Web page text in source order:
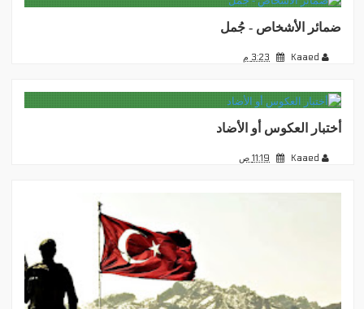
ضمائر الأشخاص - جُمل
Kaaed 3:23 م
أختبار العكوس أو الأضاد
Kaaed 11:19 ص